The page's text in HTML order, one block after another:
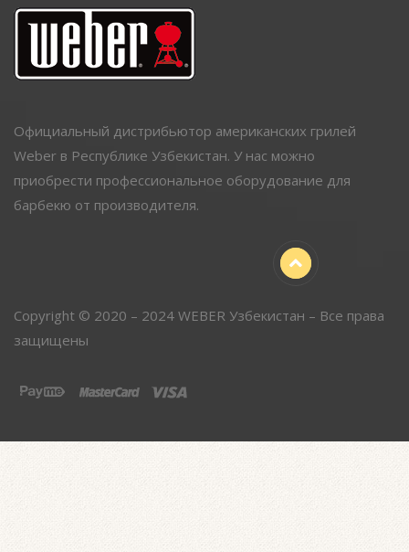
Официальный дистрибьютор американских грилей
Weber в Республике Узбекистан. У нас можно
приобрести профессиональное оборудование для
барбекю от производителя.
Copyright © 2020 – 2024 WEBER Узбекистан – Все права
защищены